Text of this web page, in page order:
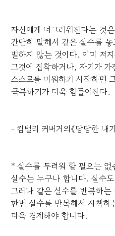
자신에게 너그러워진다는 것은
간단히 말해서 같은 실수를
벌하지 않는 것이다. 이미 저
그것에 집착하거나, 자기가 가
스스로를 미워하기 시작하면
극복하기가 더욱 힘들어진다.
- 킴벌리 커버거의《당당한 내
* 실수를 두려워 할 필요는 없
실수는 누구나 합니다. 실수
그러나 같은 실수를 반복하는
한번 실수를 반복해서 자책하
더욱 경계해야 합니다.